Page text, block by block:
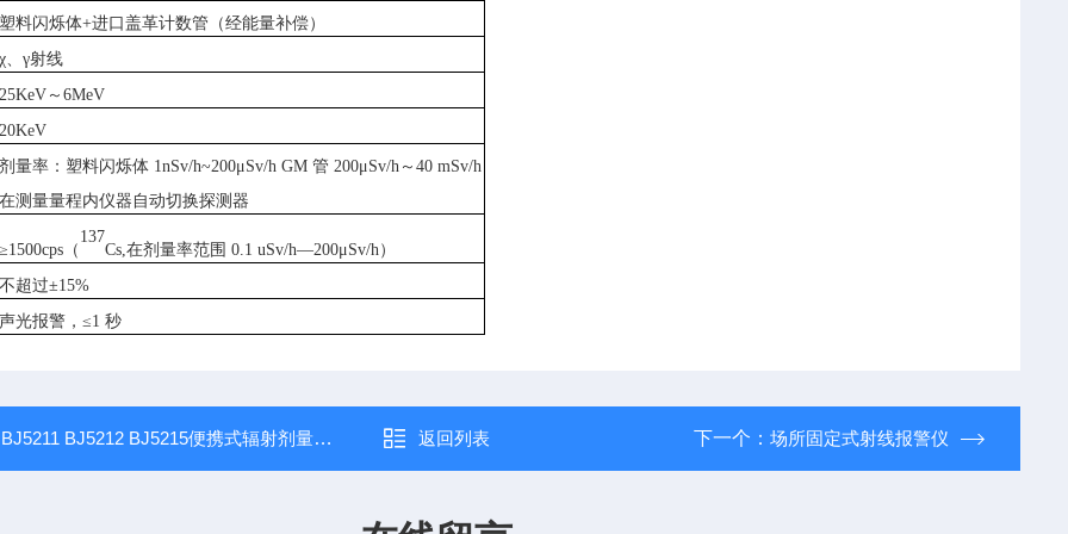
塑料闪烁体+进口盖革计数管（经能量补偿）
χ、γ射线
25KeV～6MeV
20KeV
剂量率：塑料闪烁体 1nSv/h~200μSv/h GM 管 200μSv/h～40 mSv/h
在测量量程内仪器自动切换探测器
≥1500cps（
137
Cs,在剂量率范围 0.1 uSv/h—200μSv/h）
不超过±15%
声光报警，≤1 秒
BJ5211 BJ5212 BJ5215便携式辐射剂量巡检仪 返回列表 下一个： 场所固定式射线报警仪